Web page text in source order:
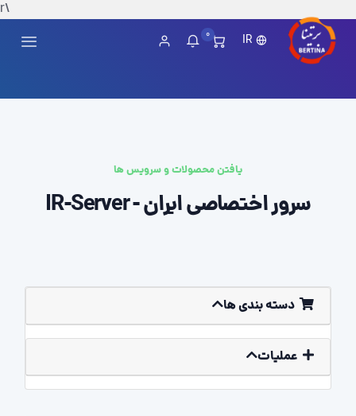
\r
IR
0
یافتن محصولات و سرویس ها
سرور اختصاصی ایران - IR-Server
دسته بندی ها
عملیات